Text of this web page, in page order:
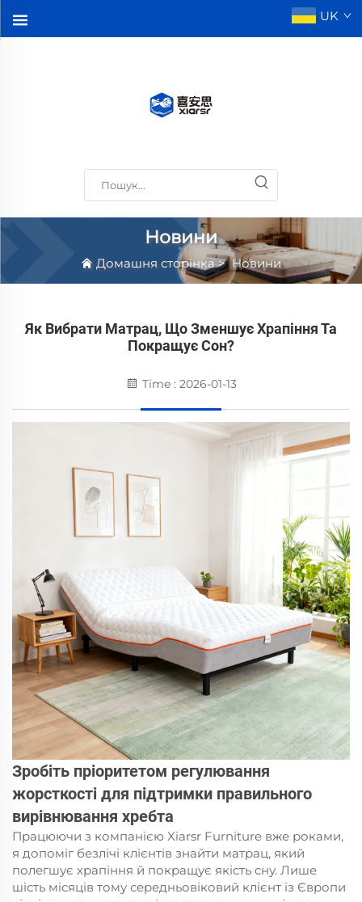
UK
Новини
Домашня сторінка>Новини
Як Вибрати Матрац, Що Зменшує Храпіння Та
Покращує Сон?
Time : 2026-01-13
Зробіть пріоритетом регулювання
жорсткості для підтримки правильного
вирівнювання хребта
Працюючи з компанією Xiarsr Furniture вже роками,
я допоміг безлічі клієнтів знайти матрац, який
полегшує храпіння й покращує якість сну. Лише
шість місяців тому середньовіковий клієнт із Європи